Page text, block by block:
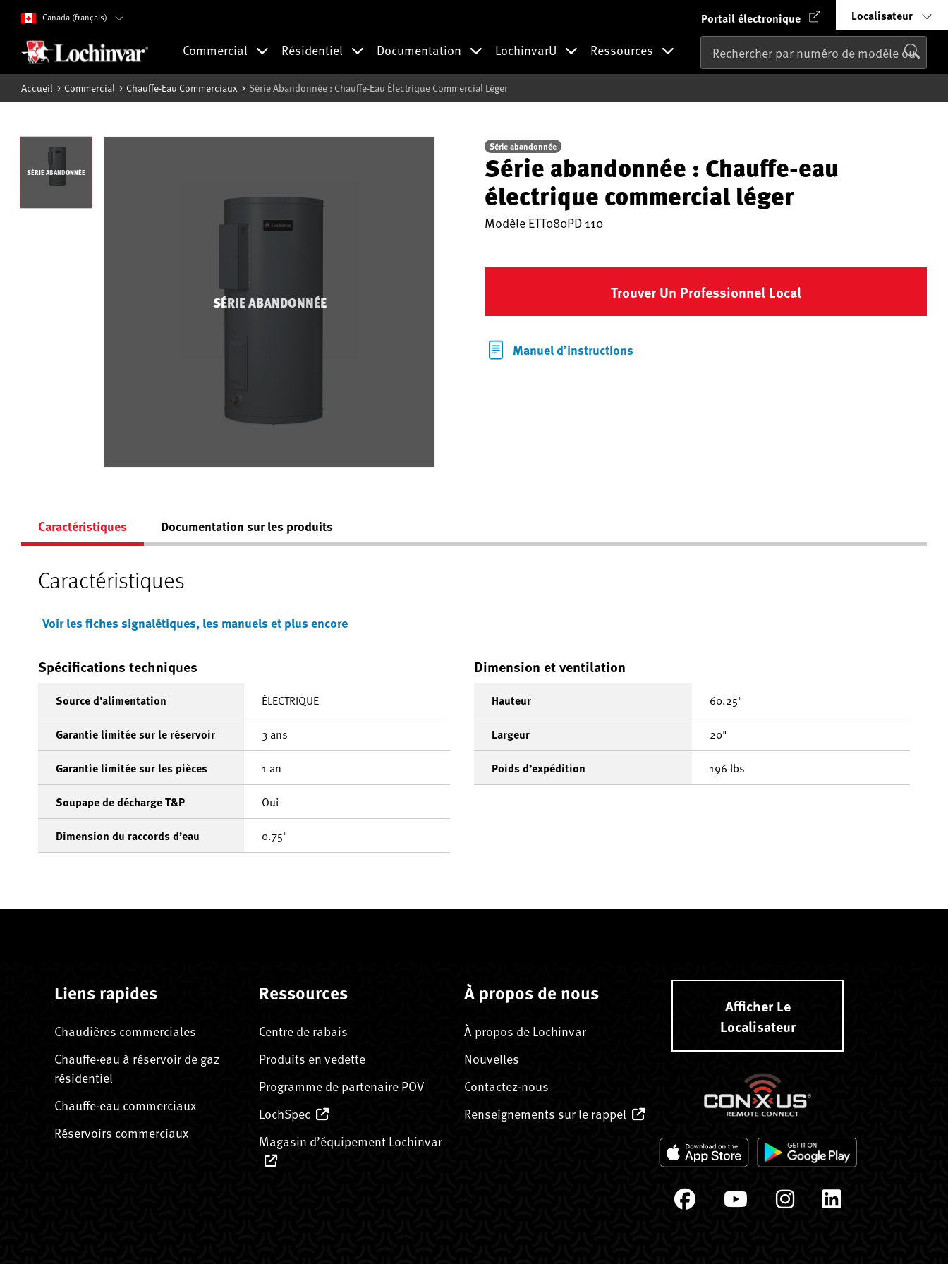
Canada (français) Portail électronique Localisateur
Commercial Résidentiel Documentation LochinvarU Ressources
Accueil Commercial Chauffe-Eau Commerciaux Série Abandonnée : Chauffe-Eau Électrique Commercial Léger
SÉRIE ABANDONNÉE
SÉRIE ABANDONNÉE
Série abandonnée
Série abandonnée : Chauffe-eau
électrique commercial léger
Modèle ETT080PD 110
Trouver Un Professionnel Local
Manuel d’instructions
Caractéristiques Documentation sur les produits
Caractéristiques
Voir les fiches signalétiques, les manuels et plus encore
Spécifications techniques
Source d’alimentation ÉLECTRIQUE
Garantie limitée sur le réservoir 3 ans
Garantie limitée sur les pièces 1 an
Soupape de décharge T&P Oui
Dimension du raccords d’eau 0.75"
Dimension et ventilation
Hauteur 60.25"
Largeur 20"
Poids d’expédition 196 lbs
Liens rapides
Chaudières commerciales
Chauffe-eau à réservoir de gaz
résidentiel
Chauffe-eau commerciaux
Réservoirs commerciaux
Ressources
Centre de rabais
Produits en vedette
Programme de partenaire POV
LochSpec
Magasin d’équipement Lochinvar
À propos de nous
À propos de Lochinvar
Nouvelles
Contactez-nous
Renseignements sur le rappel
Afficher Le
Localisateur